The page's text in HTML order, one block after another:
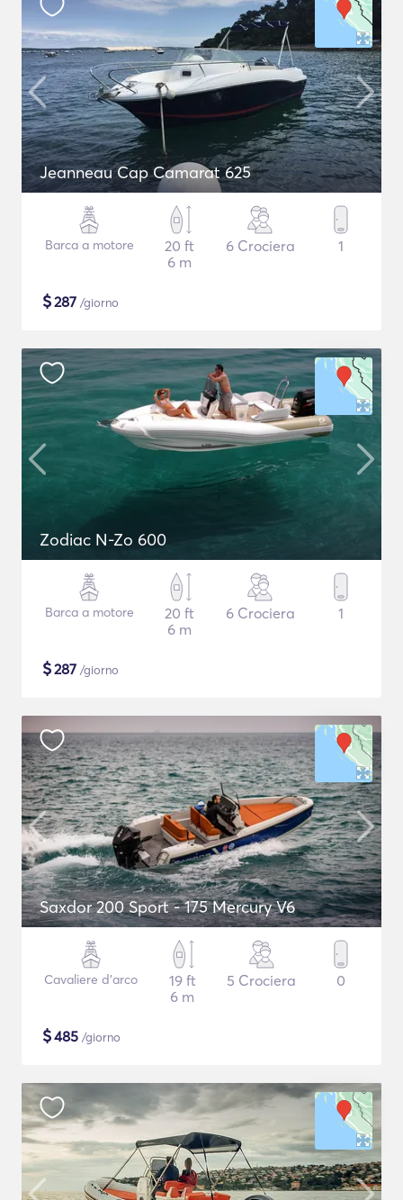
Jeanneau Cap Camarat 625
Barca a motore
20 ft
6 m
6 Crociera 1
$287 /giorno
Zodiac N-Zo 600
Barca a motore
20 ft
6 m
6 Crociera 1
$287 /giorno
Saxdor 200 Sport - 175 Mercury V6
Cavaliere d'arco
19 ft
6 m
5 Crociera 0
$485 /giorno